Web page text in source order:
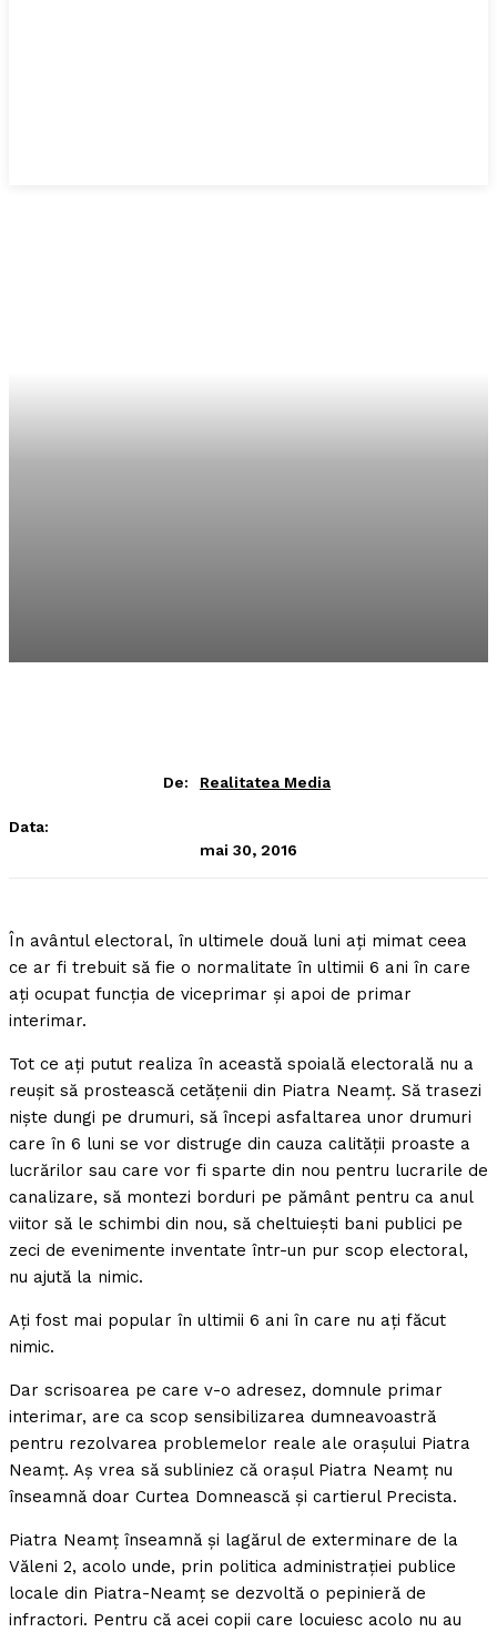
De: Realitatea Media
Data:
mai 30, 2016
În avântul electoral, în ultimele două luni aţi mimat ceea
ce ar fi trebuit să fie o normalitate în ultimii 6 ani în care
aţi ocupat funcţia de viceprimar şi apoi de primar
interimar.
Tot ce aţi putut realiza în această spoială electorală nu a
reuşit să prostească cetăţenii din Piatra Neamţ. Să trasezi
nişte dungi pe drumuri, să începi asfaltarea unor drumuri
care în 6 luni se vor distruge din cauza calităţii proaste a
lucrărilor sau care vor fi sparte din nou pentru lucrarile de
canalizare, să montezi borduri pe pământ pentru ca anul
viitor să le schimbi din nou, să cheltuieşti bani publici pe
zeci de evenimente inventate într-un pur scop electoral,
nu ajută la nimic.
Aţi fost mai popular în ultimii 6 ani în care nu aţi făcut
nimic.
Dar scrisoarea pe care v-o adresez, domnule primar
interimar, are ca scop sensibilizarea dumneavoastră
pentru rezolvarea problemelor reale ale oraşului Piatra
Neamţ. Aş vrea să subliniez că oraşul Piatra Neamţ nu
înseamnă doar Curtea Domnească şi cartierul Precista.
Piatra Neamţ înseamnă şi lagărul de exterminare de la
Văleni 2, acolo unde, prin politica administraţiei publice
locale din Piatra-Neamţ se dezvoltă o pepinieră de
infractori. Pentru că acei copii care locuiesc acolo nu au